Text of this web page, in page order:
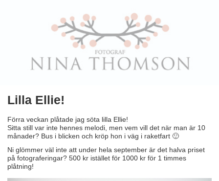
Lilla Ellie!
Förra veckan plåtade jag söta lilla Ellie!
Sitta still var inte hennes melodi, men vem vill det när man är 10
månader? Bus i blicken och kröp hon i väg i raketfart 🙂
Ni glömmer väl inte att under hela september är det halva priset
på fotograferingar? 500 kr istället för 1000 kr för 1 timmes
plåtning!